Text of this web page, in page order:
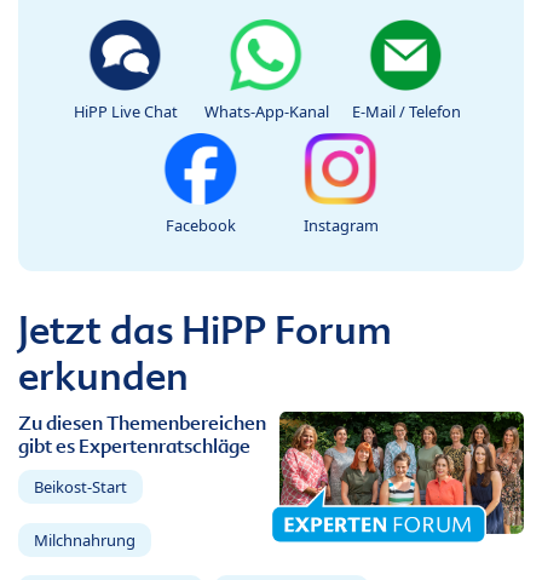
HiPP Live Chat Whats-App-Kanal E-Mail / Telefon
Facebook Instagram
Jetzt das HiPP Forum
erkunden
Zu diesen Themenbereichen
gibt es Expertenratschläge
Beikost-Start
Milchnahrung